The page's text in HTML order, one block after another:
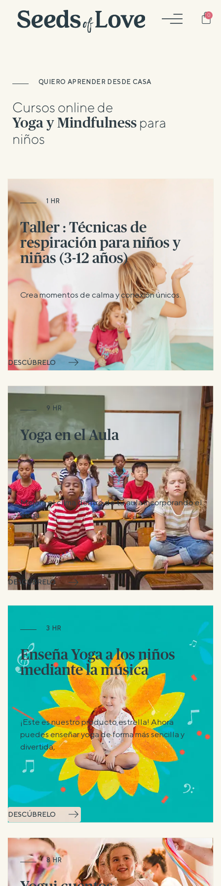
0
QUIERO APRENDER DESDE CASA
Cursos online de
Yoga y Mindfulness para
niños
1 HR
Taller : Técnicas de
respiración para niños y
niñas (3-12 años)
Crea momentos de calma y conexión únicos.
DESCÚBRELO
9 HR
Yoga en el Aula
Mejora el clima dentro de tu aula incorporando el
Yoga.
DESCÚBRELO
3 HR
Enseña Yoga a los niños
mediante la música​
¡Este es nuestro producto estrella! Ahora
puedes enseñar yoga de forma más sencilla y
divertida,
DESCÚBRELO
8 HR